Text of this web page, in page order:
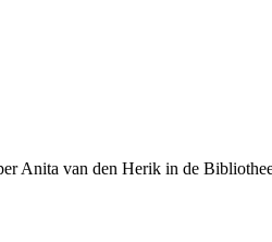
Anita van den Herik in de